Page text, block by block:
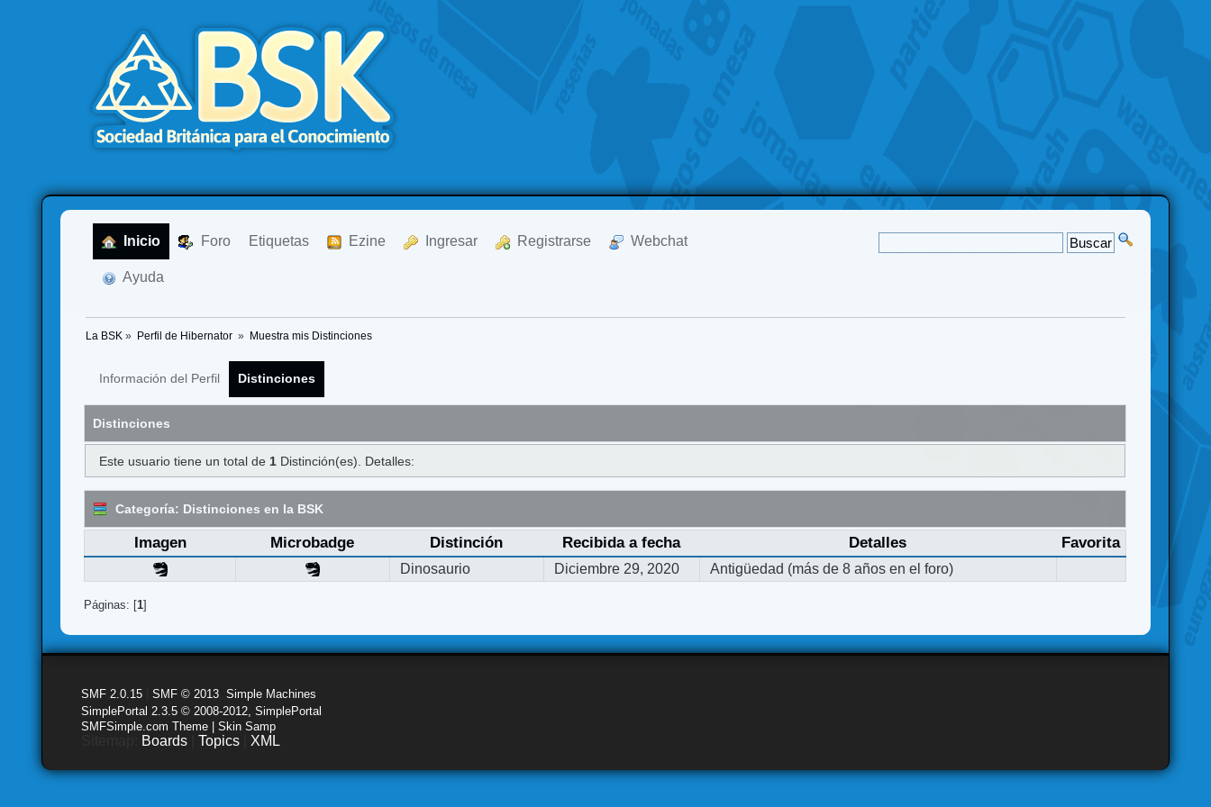
Inicio Foro Etiquetas Ezine Ingresar Registrarse Webchat
Ayuda
La BSK » Perfil de Hibernator » Muestra mis Distinciones
Información del Perfil Distinciones
Distinciones
Este usuario tiene un total de 1Distinción(es). Detalles:
Categoría: Distinciones en la BSK
Imagen Microbadge Distinción Recibida a fecha Detalles Favorita
Dinosaurio Diciembre 29, 2020 Antigüedad (más de 8 años en el foro)
Páginas: [1]
SMF 2.0.15 |SMF © 2013 ,Simple Machines
SimplePortal 2.3.5 © 2008-2012, SimplePortal
SMFSimple.com Theme | Skin Samp
Boards |Topics XML